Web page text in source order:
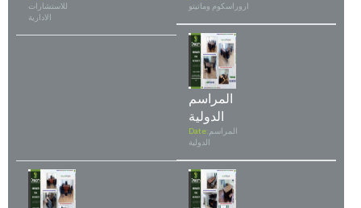
للاستشارات
الادارية
اروراسكوم وماتيتو
المراسم
الدولية
Date: المراسم
الدولية